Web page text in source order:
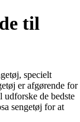
til
specielt
er afgørende for
de bedste
sengetøj for at